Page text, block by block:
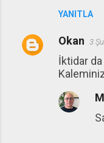
YANITLA
Okan 3
İktidar